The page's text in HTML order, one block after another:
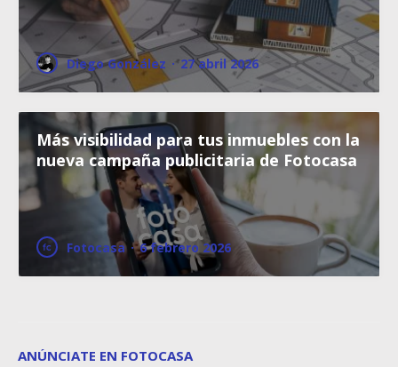
Diego González · 27 abril 2026
Más visibilidad para tus inmuebles con la
nueva campaña publicitaria de Fotocasa
Fotocasa · 6 febrero 2026
ANÚNCIATE EN FOTOCASA